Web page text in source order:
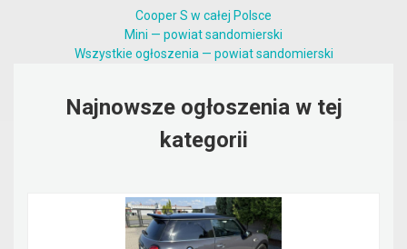
Cooper S w całej Polsce
Mini — powiat sandomierski
Wszystkie ogłoszenia — powiat sandomierski
Najnowsze ogłoszenia w tej
kategorii